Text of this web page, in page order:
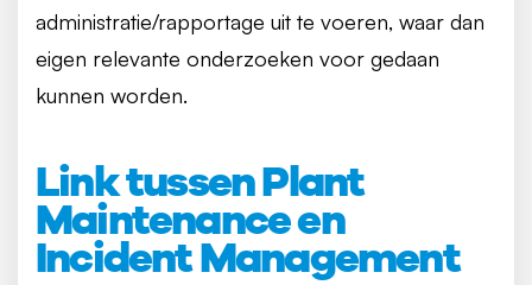
administratie/rapportage uit te voeren, waar dan
eigen relevante onderzoeken voor gedaan
kunnen worden.
Link tussen Plant
Maintenance en
Incident Management